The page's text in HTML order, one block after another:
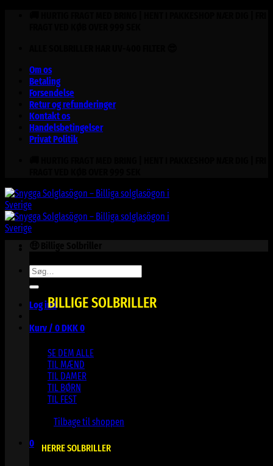
Om os
Betaling
Forsendelse
Retur og refunderinger
Kontakt os
Handelsbetingelser
Privat Politik
Søg
efter:
Log ind
Kurv / 0DKK0
Ingen varer i kurven.
Tilbage til shoppen
0
Kurv
BILLIGE SOLBRILLER
SE DEM ALLE
TIL MÆND
TIL DAMER
TIL BØRN
TIL FEST
HERRE SOLBRILLER